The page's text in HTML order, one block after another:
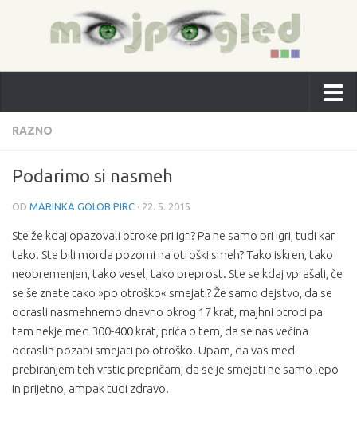
RAZNO
Podarimo si nasmeh
OD MARINKA GOLOB PIRC · 22. 5. 2015
Ste že kdaj opazovali otroke pri igri? Pa ne samo pri igri, tudi kar
tako. Ste bili morda pozorni na otroški smeh? Tako iskren, tako
neobremenjen, tako vesel, tako preprost. Ste se kdaj vprašali, če
se še znate tako »po otroško« smejati? Že samo dejstvo, da se
odrasli nasmehnemo dnevno okrog 17 krat, majhni otroci pa
tam nekje med 300-400 krat, priča o tem, da se nas večina
odraslih pozabi smejati po otroško. Upam, da vas med
prebiranjem teh vrstic prepričam, da se je smejati ne samo lepo
in prijetno, ampak tudi zdravo.